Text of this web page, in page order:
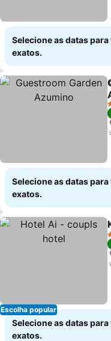
Selecione as datas
exatos.
Selecione as datas
exatos.
Escolha popular
Selecione as datas
exatos.